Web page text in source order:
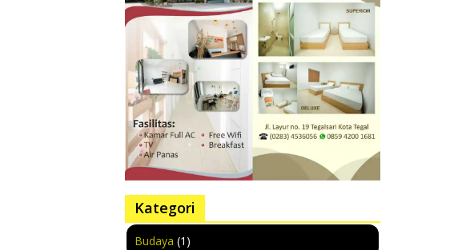
Kategori
Budaya (1)